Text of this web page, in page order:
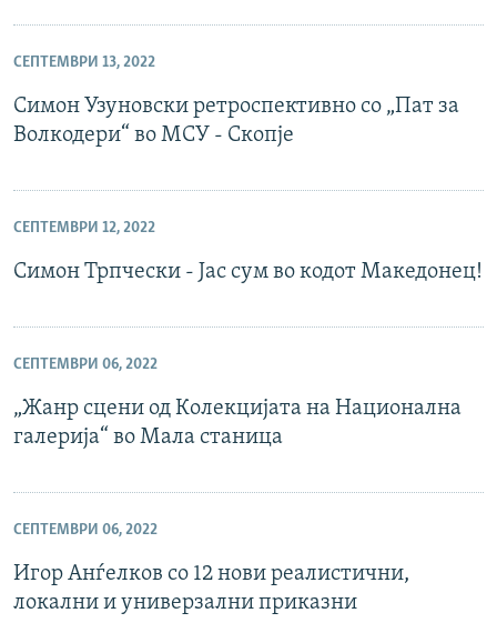
СЕПТЕМВРИ 13, 2022
Симон Узуновски ретроспективно со „Пат за
Волкодери“ во МСУ - Скопје
СЕПТЕМВРИ 12, 2022
Симон Трпчески - Јас сум во кодот Македонец!
СЕПТЕМВРИ 06, 2022
„Жанр сцени од Колекцијата на Национална
галерија“ во Мала станица
СЕПТЕМВРИ 06, 2022
Игор Анѓелков со 12 нови реалистични,
локални и универзални приказни